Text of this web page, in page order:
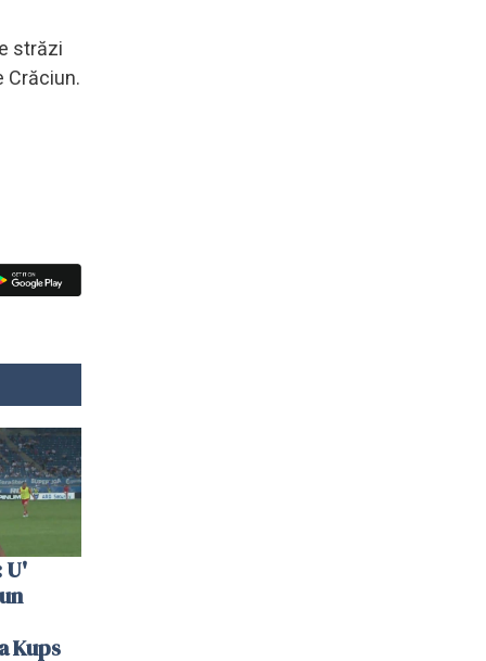
străzi
Crăciun.
U'
Kups